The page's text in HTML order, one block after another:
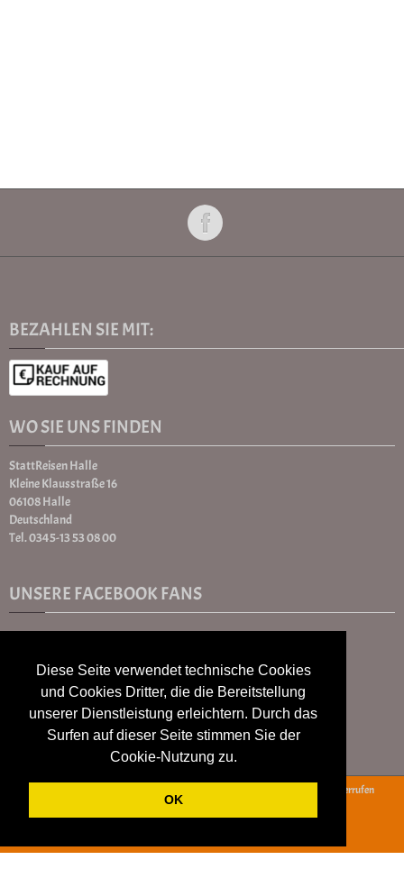
Diese Seite verwendet technische Cookies
und Cookies Dritter, die die Bereitstellung
unserer Dienstleistung erleichtern. Durch das
Surfen auf dieser Seite stimmen Sie der
Cookie-Nutzung zu.
OK
BEZAHLEN SIE MIT:
WO SIE UNS FINDEN
StattReisen Halle
Kleine Klausstraße 16
06108 Halle
Deutschland
Tel. 0345-13 53 08 00
UNSERE FACEBOOK FANS
Vertrag widerrufen